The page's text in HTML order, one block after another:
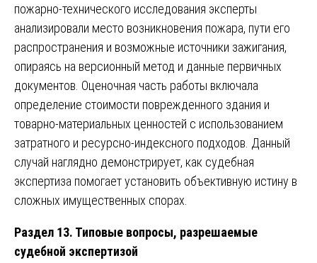
пожарно-технического исследования эксперты
анализировали место возникновения пожара, пути его
распространения и возможные источники зажигания,
опираясь на версионный метод и данные первичных
документов. Оценочная часть работы включала
определение стоимости поврежденного здания и
товарно-материальных ценностей с использованием
затратного и ресурсно-индексного подходов. Данный
случай наглядно демонстрирует, как судебная
экспертиза помогает установить объективную истину в
сложных имущественных спорах.
Раздел 13. Типовые вопросы, разрешаемые
судебной экспертизой